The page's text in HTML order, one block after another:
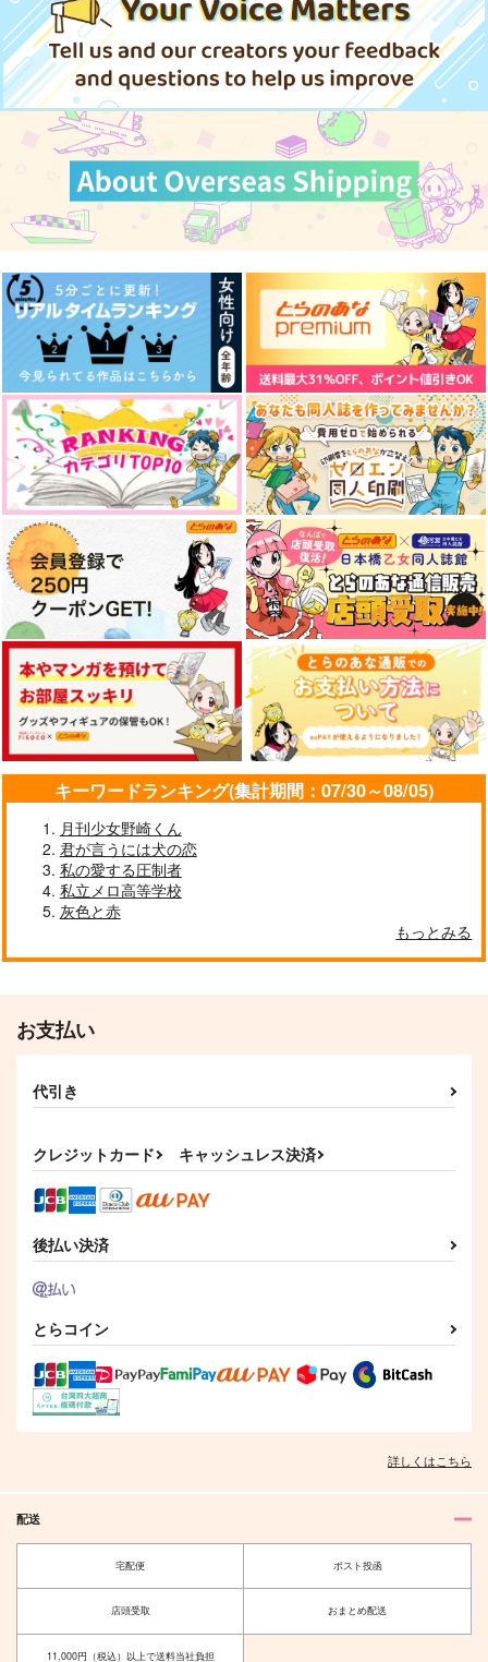
3,929円（税込）
サンプル
作品詳細
庭ばうむ
79番
880円（税込）
サンプル
作品詳細
再録集)本丸さんちの
ちいさな国広くん
ユウラク
3,280
サンプル
作品詳細
続カンサカン参観
あまみどり
550円（税込）
山姥切長義×山姥切国広
サンプル
まんばちゃんとまんば
くん-総集編-
10musuB
1,257円（税込）
山姥切国広
サンプル
Ocean eyes
ぼんくら
1,887円（税込）
山姥切国広×山姥切長義
サンプル
猫になりたい
708円（税込）
山姥切長義×山姥切国広
サンプル
サマー！バケイショ
ONE CHANCE!
689
山姥切国広
夏夕
御手軽屋台手引草
79番
707円
1,100円（税込）
刀剣乱舞
山姥切長義×山姥切国広
サンプル
カート
専売 770円（税込）
山姥切長義×山姥切国広
カート
1,100 （税込）
刀剣乱舞
山姥切長義×山姥切国広
カート
手のひらに初恋
honey:xxx
472円（税込）
刀剣乱舞
山姥切国広×山姥切長義
サンプル
カート
銀と金の再録集－表－
白黒パラノイア
専売 1,100円（税込）
刀剣乱舞
山姥切長義×山姥切国広
サンプル
カート
うちの写しはそんな事
言わない
fefefe
629円
刀剣乱舞
山姥切国広×山姥切長義
サンプル
カート
見るか
1,572
刀剣乱舞
山姥切国広×山姥切長義
サンプル
PINK POWER
専売 315円（税込）
傷の帳/解前編
いであろっく
専売 1,155円
くにちょぎつめ！
707円（税込）
刀剣乱舞
カート
山姥切劇場 極
472円（税込）
カート
恋と呪いは紙一重！？
あめだまファクトリ
刀剣乱舞
山姥切国広×山姥切長義
カート
キーワードランキング(集計期間：07/30～08/05)
月刊少女野崎くん
君が言うには犬の恋
私の愛する圧制者
私立メロ高等学校
灰色と赤
もっとみる
お支払い
代引き
クレジットカード キャッシュレス決済
後払い決済
とらコイン
詳しくはこちら
配送
宅配便 ポスト投函
店頭受取 おまとめ配送
11,000円（税込）以上で送料当社負担